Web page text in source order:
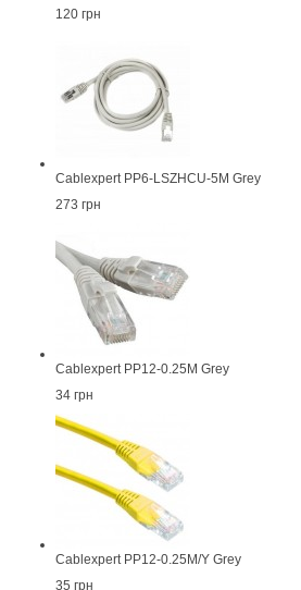
120 грн
Cablexpert PP6-LSZHCU-5M Grey
273 грн
Cablexpert PP12-0.25M Grey
34 грн
Cablexpert PP12-0.25M/Y Grey
35 грн